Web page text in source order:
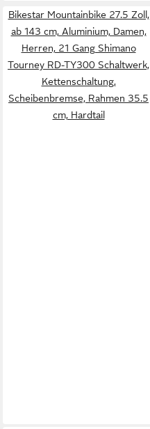
Bikestar Mountainbike 27.5 Zoll,
ab 143 cm, Aluminium, Damen,
Herren, 21 Gang Shimano
Tourney RD-TY300 Schaltwerk,
Kettenschaltung,
Scheibenbremse, Rahmen 35.5
cm, Hardtail